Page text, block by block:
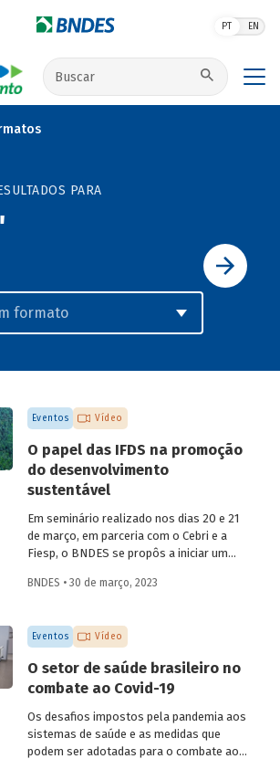
PT EN
Buscar no site
PARA
Eventos Vídeo
O papel das IFDS na promoção
do desenvolvimento
sustentável
Em seminário realizado nos dias 20 e 21
de março, em parceria com o Cebri e a
Fiesp, o BNDES se propôs a iniciar um
principais questões do desenvolvimento
internacionais e representantes de
governo e da área acadêmica no Brasil.
Um dos temas abordados foi como o
Estado e as instituições financeiras de
desenvolvimento (IFD) podem atuar para
promover uma retomada do crescimento
em bases sustentáveis, com foco na
inclusão social.
BNDES • 30 de março, 2023
Eventos Vídeo
O setor de saúde brasileiro no
combate ao Covid-19
Os desafios impostos pela pandemia aos
sistemas de saúde e as medidas que
podem ser adotadas para o combate ao